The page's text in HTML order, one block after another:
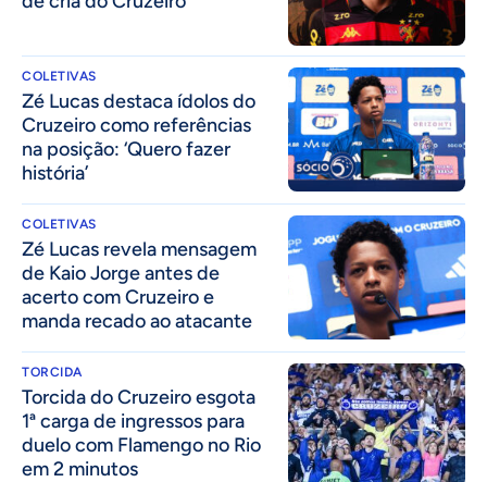
COLETIVAS
Zé Lucas destaca ídolos do
Cruzeiro como referências
na posição: ‘Quero fazer
história’
COLETIVAS
Zé Lucas revela mensagem
de Kaio Jorge antes de
acerto com Cruzeiro e
manda recado ao atacante
TORCIDA
Torcida do Cruzeiro esgota
1ª carga de ingressos para
duelo com Flamengo no Rio
em 2 minutos